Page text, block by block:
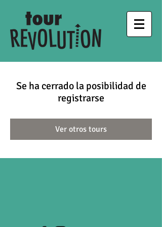
Se ha cerrado la posibilidad de
registrarse
Ver otros tours